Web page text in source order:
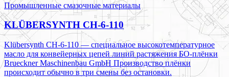
Промышленные смазочные материалы
KLÜBERSYNTH CH-6-110
Klübersynth CH-6-110 — специальное высокотемпературное
масло для конвейерных цепей линий растяжения БО-плёнки
Brueckner Maschinenbau GmbH Производство плёнки
происходит обычно в три смены без остановки.